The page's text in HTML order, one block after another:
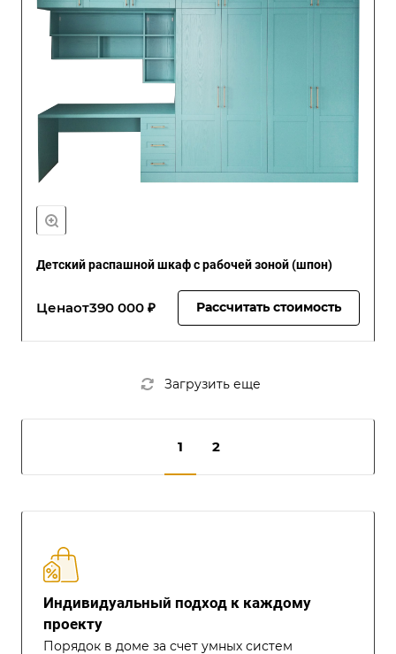
Детский распашной шкаф с рабочей зоной (шпон)
Ценаот390 000 ₽ Рассчитать стоимость
Загрузить еще
1 2
Индивидуальный подход к каждому
проекту
Порядок в доме за счет умных систем